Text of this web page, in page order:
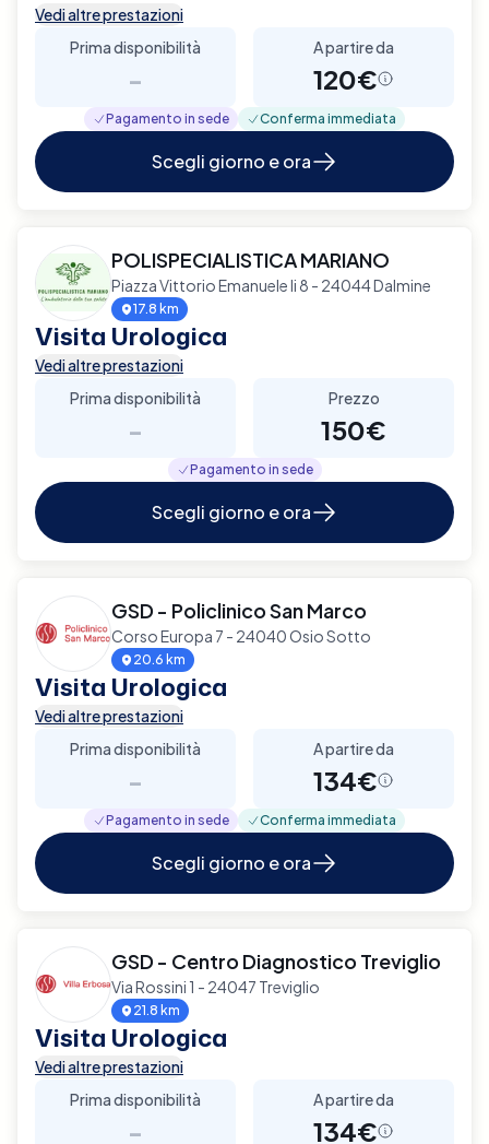
Vedi altre prestazioni
Prima disponibilità
-
A partire da
120€
Pagamento in sede Conferma immediata
Scegli giorno e ora
POLISPECIALISTICA MARIANO
Piazza Vittorio Emanuele Ii 8 - 24044 Dalmine
17.8 km
Visita Urologica
Vedi altre prestazioni
Prima disponibilità
-
Prezzo
150€
Pagamento in sede
Scegli giorno e ora
GSD - Policlinico San Marco
Corso Europa 7 - 24040 Osio Sotto
20.6 km
Visita Urologica
Vedi altre prestazioni
Prima disponibilità
-
A partire da
134€
Pagamento in sede Conferma immediata
Scegli giorno e ora
GSD - Centro Diagnostico Treviglio
Via Rossini 1 - 24047 Treviglio
21.8 km
Visita Urologica
Vedi altre prestazioni
Prima disponibilità
-
A partire da
134€